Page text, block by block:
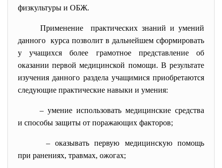
физкультуры и ОБЖ.
Применение практических знаний и умений
данного курса позволит в дальнейшем сформировать
у учащихся более грамотное представление об
оказании первой медицинской помощи. В результате
изучения данного раздела учащимися приобретаются
следующие практические навыки и умения:
– умение использовать медицинские средства
и способы защиты от поражающих факторов;
– оказывать первую медицинскую помощь
при ранениях, травмах, ожогах;